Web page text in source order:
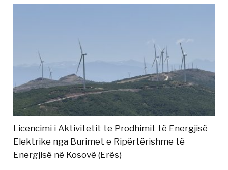
Licencimi i Aktivitetit te Prodhimit të Energjisë
Elektrike nga Burimet e Ripërtërishme të
Energjisë në Kosovë (Erës)